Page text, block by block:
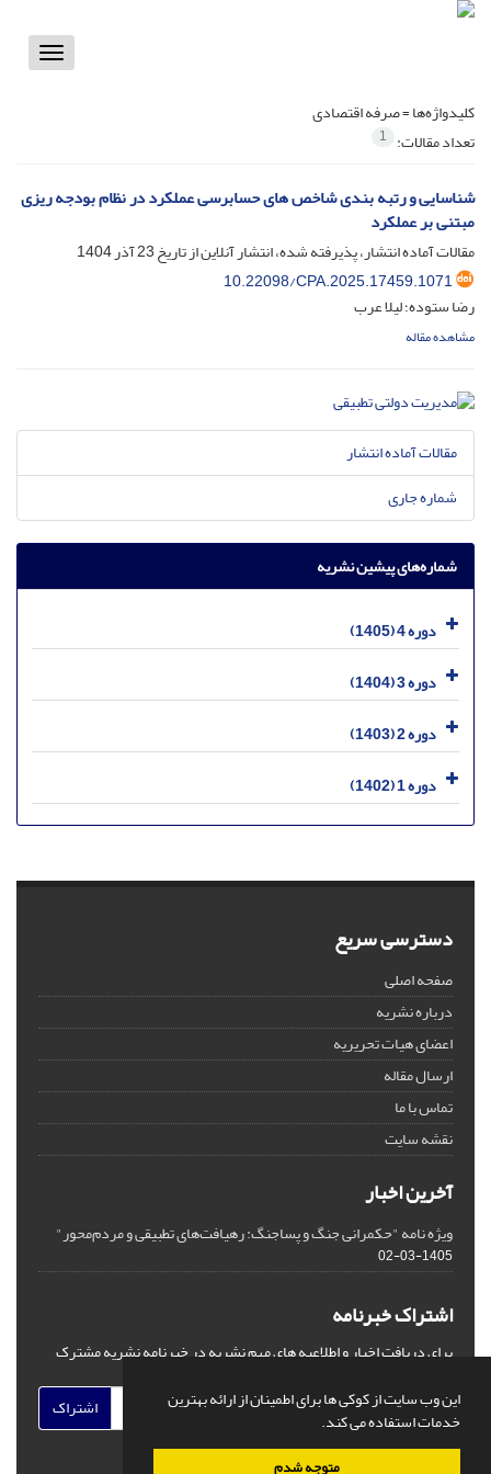
این وب سایت از کوکی ها برای اطمینان از ارائه بهترین
خدمات استفاده می کند.
متوجه شدم
Toggle
کلیدواژه‌ها =صرفه اقتصادی
تعداد مقالات: 1
شناسایی و رتبه بندی شاخص های حسابرسی عملکرد در نظام بودجه ریزی
مبتنی بر عملکرد
مقالات آماده انتشار، پذیرفته شده، انتشار آنلاین از تاریخ23 آذر 1404
10.22098/CPA.2025.17459.1071
رضا ستوده؛ لیلا عرب
مشاهده مقاله
مقالات آماده انتشار
شماره جاری
شماره‌های پیشین نشریه
دوره 4 (1405)
دوره 3 (1404)
دوره 2 (1403)
دوره 1 (1402)
دسترسی سریع
صفحه اصلی
درباره نشریه
اعضای هیات تحریریه
ارسال مقاله
تماس با ما
نقشه سایت
آخرین اخبار
ویژه نامه "حکمرانی جنگ و پساجنگ: رهیافت‌های تطبیقی و مردم‌محور"
1405-03-02
اشتراک خبرنامه
برای دریافت اخبار و اطلاعیه های مهم نشریه در خبرنامه نشریه مشترک
اشتراک